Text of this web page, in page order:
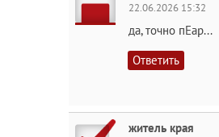
22.06.2026 15:32
да, точно пЕар...
Ответить
житель края